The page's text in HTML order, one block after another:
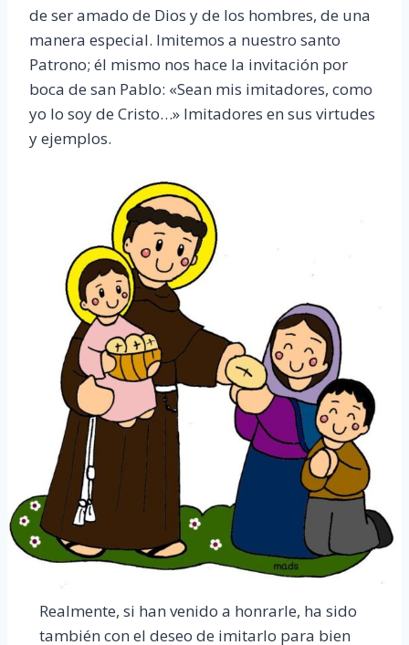
de ser amado de Dios y de los hombres, de una
manera especial. Imitemos a nuestro santo
Patrono; él mismo nos hace la invitación por
boca de san Pablo: «Sean mis imitadores, como
yo lo soy de Cristo…» Imitadores en sus virtudes
y ejemplos.
Realmente, si han venido a honrarle, ha sido
también con el deseo de imitarlo para bien